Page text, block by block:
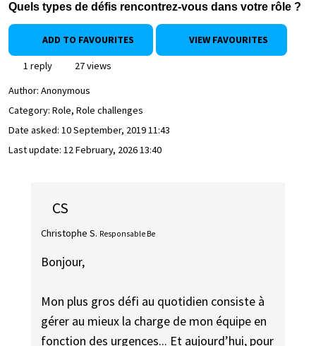
Quels types de défis rencontrez-vous dans votre rôle ?
ADD TO FAVOURITES VIEW FAVOURITES
1 reply
27 views
Author: Anonymous
Category: Role, Role challenges
Date asked: 10 September, 2019 11:43
Last update: 12 February, 2026 13:40
CS
Christophe S. Responsable Be
Bonjour,
Mon plus gros défi au quotidien consiste à
gérer au mieux la charge de mon équipe en
fonction des urgences... Et aujourd’hui, pour